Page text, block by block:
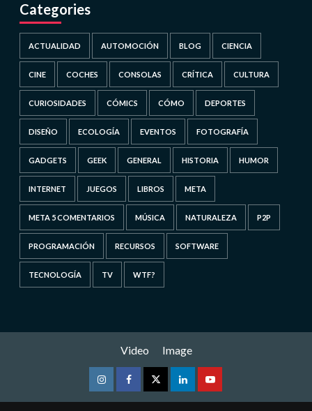
Categories
ACTUALIDAD AUTOMOCIÓN BLOG CIENCIA
CINE COCHES CONSOLAS CRÍTICA CULTURA
CURIOSIDADES CÓMICS CÓMO DEPORTES
DISEÑO ECOLOGÍA EVENTOS FOTOGRAFÍA
GADGETS GEEK GENERAL HISTORIA HUMOR
INTERNET JUEGOS LIBROS META
META 5 COMENTARIOS MÚSICA NATURALEZA P2P
PROGRAMACIÓN RECURSOS SOFTWARE
TECNOLOGÍA TV WTF?
Video Image
InstagramFacebookTwitterLinkedinYoutube